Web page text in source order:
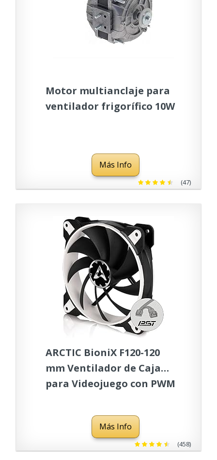
Motor multianclaje para
ventilador frigorífico 10W
Más Info
(47)
ARCTIC BioniX F120-120
mm Ventilador de Caja
para Videojuego con PWM
con Conexión PST (PWM
Sharing Technology),
Más Info
(458)